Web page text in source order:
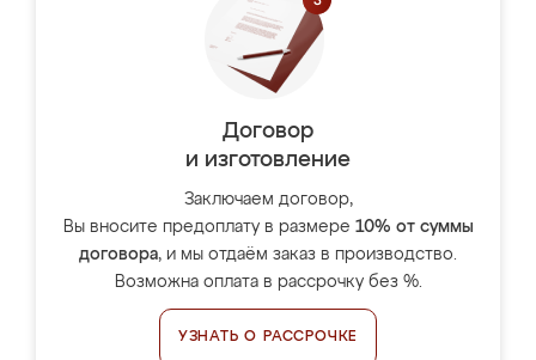
Договор
и изготовление
Заключаем договор,
Вы вносите предоплату в размере 10% от суммы
договора, и мы отдаём заказ в производство.
Возможна оплата в рассрочку без %.
УЗНАТЬ О РАССРОЧКЕ